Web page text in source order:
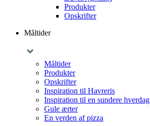
Produkter
Opskrifter
Måltider
Måltider
Produkter
Opskrifter
Inspiration til Havreris
Inspiration til en sundere hverdag
Gule ærter
En verden af pizza